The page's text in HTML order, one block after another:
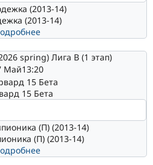
(2013-14)
spring) Лига В (1 этап)
Май13:20
15 Бета
(П) (2013-14)